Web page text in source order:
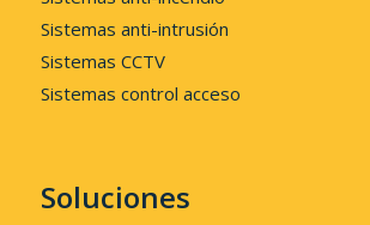
Sistemas anti-intrusión
Sistemas CCTV
Sistemas control acceso
Soluciones